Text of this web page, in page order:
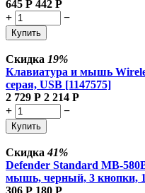
645 Р 442 Р
+
−
Купить
Скидка 19%
Клавиатура и мышь
серая, USB [1147575]
2 729 Р 2 214 Р
+
−
Купить
Скидка41%
Defender Standard MB-
мышь, черный, 3 кнопки,
306 Р 180 Р